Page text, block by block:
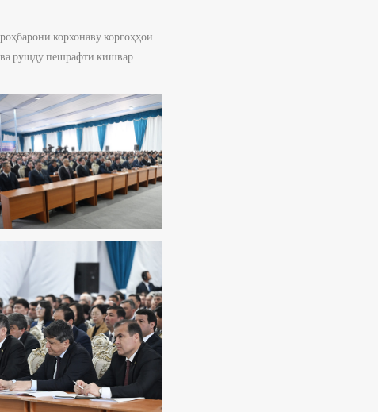
корхонаву коргоҳҳои
ва рушду пешрафти кишвар